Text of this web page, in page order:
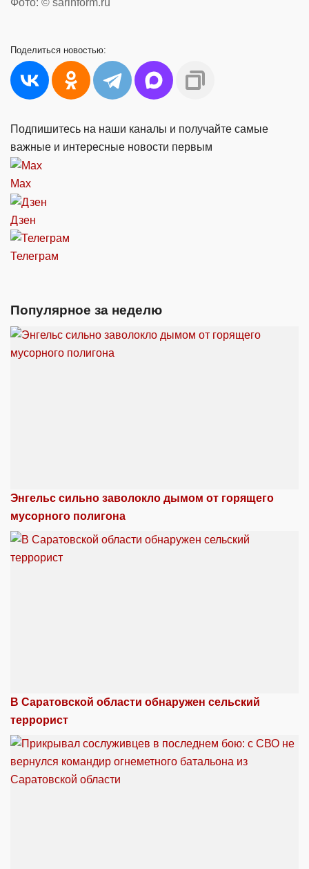
Фото: © sarinform.ru
Поделиться новостью:
Подпишитесь на наши каналы и получайте самые
важные и интересные новости первым
Max
Дзен
Телеграм
Популярное за неделю
Энгельс сильно заволокло дымом от горящего
мусорного полигона
В Саратовской области обнаружен сельский
террорист